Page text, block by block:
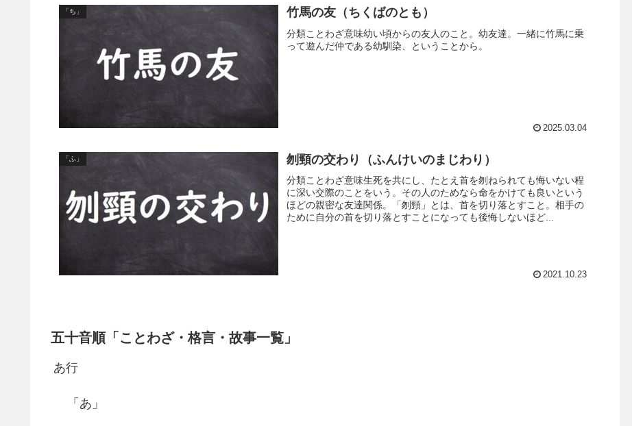
「ち」 竹馬の友（ちくばのとも）
分類ことわざ意味幼い頃からの友人のこと。幼友達。一緒に竹馬に乗
って遊んだ仲である幼馴染、ということから。
2025.03.04
「ふ」 刎頸の交わり（ふんけいのまじわり）
分類ことわざ意味生死を共にし、たとえ首を刎ねられても悔いない程
に深い交際のことをいう。その人のためなら命をかけても良いという
ほどの親密な友達関係。「刎頸」とは、首を切り落とすこと。相手の
ために自分の首を切り落とすことになっても後悔しないほど...
2021.10.23
五十音順「ことわざ・格言・故事一覧」
あ行
「あ」